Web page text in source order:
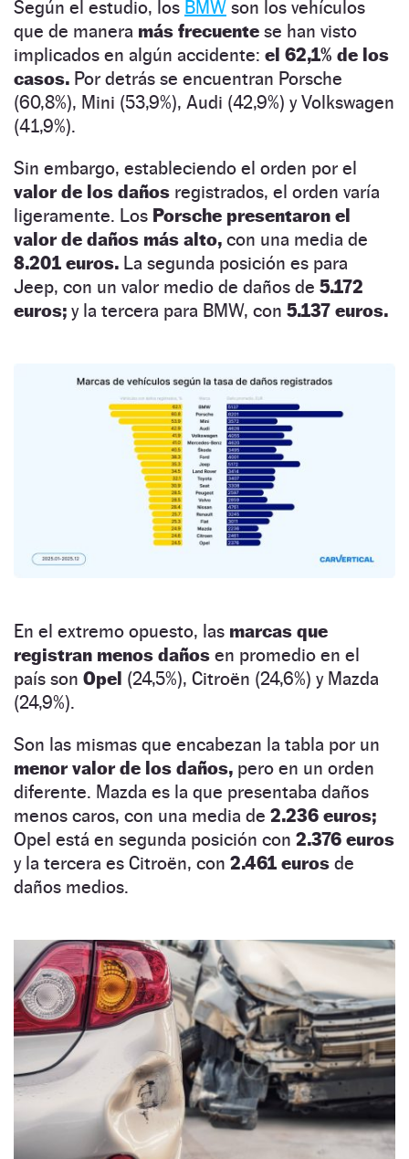
Según el estudio, los BMW son los vehículos
que de manera más frecuente se han visto
implicados en algún accidente: el 62,1% de los
casos. Por detrás se encuentran Porsche
(60,8%), Mini (53,9%), Audi (42,9%) y Volkswagen
(41,9%).
Sin embargo, estableciendo el orden por el
valor de los daños registrados, el orden varía
ligeramente. Los Porsche presentaron el
valor de daños más alto, con una media de
8.201 euros. La segunda posición es para
Jeep, con un valor medio de daños de 5.172
euros; y la tercera para BMW, con 5.137 euros.
En el extremo opuesto, las marcas que
registran menos daños en promedio en el
país son Opel (24,5%), Citroën (24,6%) y Mazda
(24,9%).
Son las mismas que encabezan la tabla por un
menor valor de los daños, pero en un orden
diferente. Mazda es la que presentaba daños
menos caros, con una media de 2.236 euros;
Opel está en segunda posición con 2.376 euros
y la tercera es Citroën, con 2.461 euros de
daños medios.